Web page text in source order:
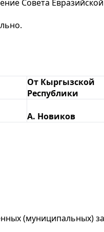
Совета
От Кыргызской
Республики
А. Новиков
(муниципальных)